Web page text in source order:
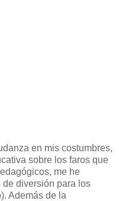
en mis costumbres,
sobre los faros que
me he
diversión para los
Además de la